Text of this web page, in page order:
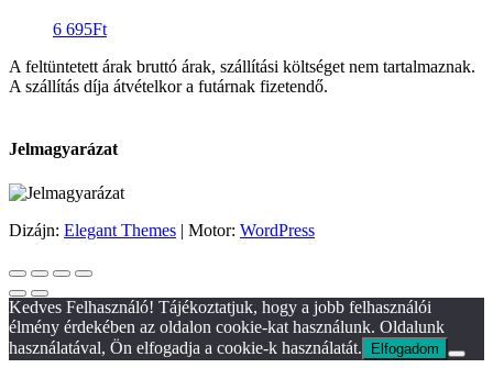
6 695Ft
A feltüntetett árak bruttó árak, szállítási költséget nem tartalmaznak.
A szállítás díja átvételkor a futárnak fizetendő.
Jelmagyarázat
Dizájn: Elegant Themes | Motor: WordPress
Kedves Felhasználó! Tájékoztatjuk, hogy a jobb felhasználói
élmény érdekében az oldalon cookie-kat használunk. Oldalunk
használatával, Ön elfogadja a cookie-k használatát.
Elfogadom